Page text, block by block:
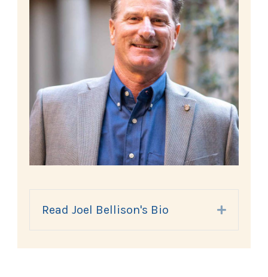
Read Joel Bellison's Bio Expand